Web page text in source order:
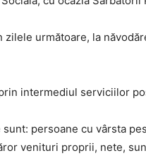
următoare, la
intermediul serviciilor
persoane cu vârsta
venituri proprii, nete,